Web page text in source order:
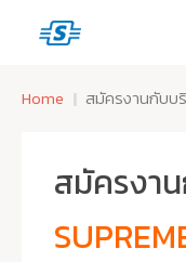
Home สมัครงานกับบ
สมัครงา